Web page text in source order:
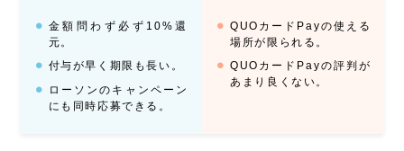
金額問わず必ず10%還
元。
付与が早く期限も長い。
ローソンのキャンペーン
にも同時応募できる。
QUOカードPayの使える
場所が限られる。
QUOカードPayの評判が
あまり良くない。